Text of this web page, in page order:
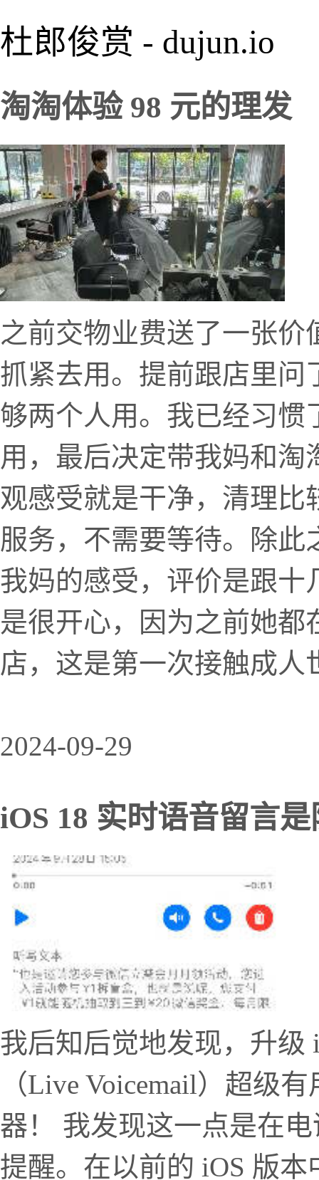
杜郎俊赏 - dujun.io
淘淘体验 98 元的理发
之前交物业费送了一张
抓紧去用。提前跟店里问
够两个人用。我已经习惯
用，最后决定带我妈和
观感受就是干净，清理
服务，不需要等待。除
我妈的感受，评价是跟十
是很开心，因为之前她
店，这是第一次接触成人
2024-09-29
iOS 18 实时语音留言
我后知后觉地发现，升级
（Live Voicemail）超级
器！ 我发现这一点是在
提醒。在以前的 iOS 版